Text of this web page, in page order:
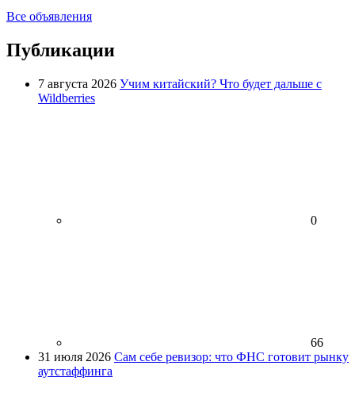
Все объявления
Публикации
7 августа 2026 Учим китайский? Что будет дальше с
Wildberries
0
66
31 июля 2026 Сам себе ревизор: что ФНС готовит рынку
аутстаффинга